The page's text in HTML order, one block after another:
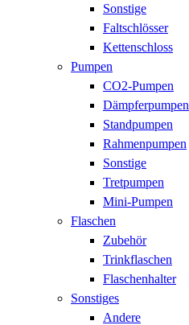
Sonstige
Faltschlösser
Kettenschloss
Pumpen
CO2-Pumpen
Dämpferpumpen
Standpumpen
Rahmenpumpen
Sonstige
Tretpumpen
Mini-Pumpen
Flaschen
Zubehör
Trinkflaschen
Flaschenhalter
Sonstiges
Andere